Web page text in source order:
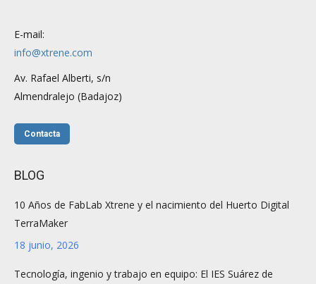
E-mail:
info@xtrene.com
Av. Rafael Alberti, s/n
Almendralejo (Badajoz)
Contacta
BLOG
10 Años de FabLab Xtrene y el nacimiento del Huerto Digital
TerraMaker
18 junio, 2026
Tecnología, ingenio y trabajo en equipo: El IES Suárez de